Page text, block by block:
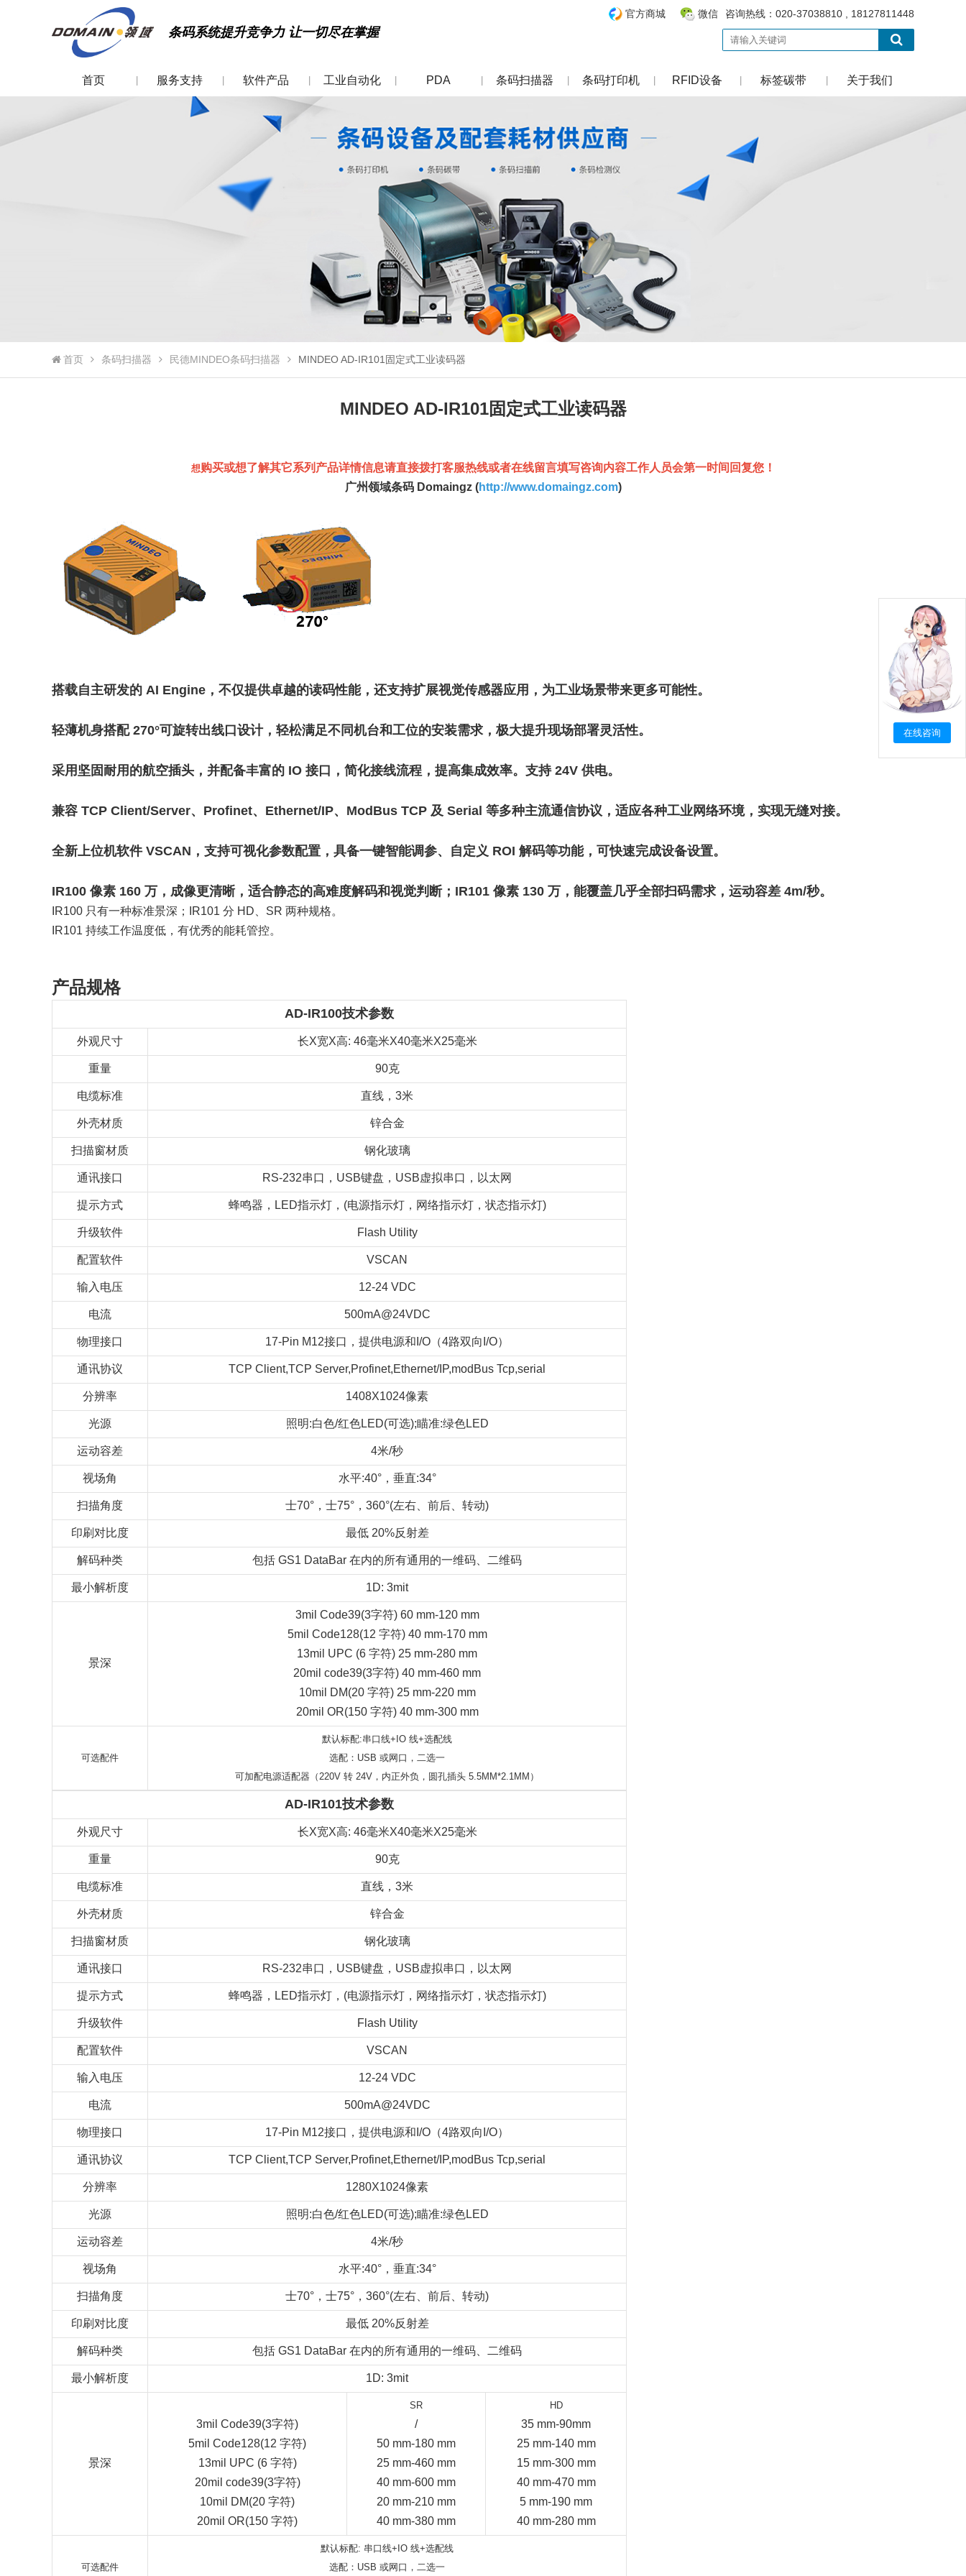
条码系统提升竞争力 让一切尽在掌握
官方商城 微信 咨询热线：020-37038810 , 18127811448
首页 服务支持 软件产品 工业自动化 PDA 条码扫描器 条码打印机 RFID设备 标签碳带 关于我们
首页 条码扫描器 民德MINDEO条码扫描器 MINDEO AD-IR101固定式工业读码器
MINDEO AD-IR101固定式工业读码器
想购买或想了解其它系列产品详情信息请直接拨打客服热线或者在线留言填写咨询内容工作人员会第一时间回复您！
广州领域条码 Domaingz (http://www.domaingz.com)
搭载自主研发的 AI Engine，不仅提供卓越的读码性能，还支持扩展视觉传感器应用，为工业场景带来更多可能性。
轻薄机身搭配 270°可旋转出线口设计，轻松满足不同机台和工位的安装需求，极大提升现场部署灵活性。
采用坚固耐用的航空插头，并配备丰富的 IO 接口，简化接线流程，提高集成效率。支持 24V 供电。
兼容 TCP Client/Server、Profinet、Ethernet/IP、ModBus TCP 及 Serial 等多种主流通信协议，适应各种工业网络环境，实现无缝对接。
全新上位机软件 VSCAN，支持可视化参数配置，具备一键智能调参、自定义 ROI 解码等功能，可快速完成设备设置。
IR100 像素 160 万，成像更清晰，适合静态的高难度解码和视觉判断；IR101 像素 130 万，能覆盖几乎全部扫码需求，运动容差 4m/秒。
IR100 只有一种标准景深；IR101 分 HD、SR 两种规格。
IR101 持续工作温度低，有优秀的能耗管控。
产品规格
AD-IR100技术参数
外观尺寸 长X宽X高: 46毫米X40毫米X25毫米
重量 90克
电缆标准 直线，3米
外壳材质 锌合金
扫描窗材质 钢化玻璃
通讯接口 RS-232串口，USB键盘，USB虚拟串口，以太网
提示方式 蜂鸣器，LED指示灯，(电源指示灯，网络指示灯，状态指示灯)
升级软件 Flash Utility
配置软件 VSCAN
输入电压 12-24 VDC
电流 500mA@24VDC
物理接口 17-Pin M12接口，提供电源和I/O（4路双向I/O）
通讯协议 TCP Client,TCP Server,Profinet,Ethernet/IP,modBus Tcp,serial
分辨率 1408X1024像素
光源 照明:白色/红色LED(可选);瞄准:绿色LED
运动容差 4米/秒
视场角 水平:40°，垂直:34°
扫描角度 士70°，士75°，360°(左右、前后、转动)
印刷对比度 最低 20%反射差
解码种类 包括 GS1 DataBar 在内的所有通用的一维码、二维码
最小解析度 1D: 3mit
景深
3mil Code39(3字符) 60 mm-120 mm
5mil Code128(12 字符) 40 mm-170 mm
13mil UPC (6 字符) 25 mm-280 mm
20mil code39(3字符) 40 mm-460 mm
10mil DM(20 字符) 25 mm-220 mm
20mil OR(150 字符) 40 mm-300 mm
可选配件
默认标配:串口线+IO 线+选配线
选配：USB 或网口，二选一
可加配电源适配器（220V 转 24V，内正外负，圆孔插头 5.5MM*2.1MM）
AD-IR101技术参数
外观尺寸 长X宽X高: 46毫米X40毫米X25毫米
重量 90克
电缆标准 直线，3米
外壳材质 锌合金
扫描窗材质 钢化玻璃
通讯接口 RS-232串口，USB键盘，USB虚拟串口，以太网
提示方式 蜂鸣器，LED指示灯，(电源指示灯，网络指示灯，状态指示灯)
升级软件 Flash Utility
配置软件 VSCAN
输入电压 12-24 VDC
电流 500mA@24VDC
物理接口 17-Pin M12接口，提供电源和I/O（4路双向I/O）
通讯协议 TCP Client,TCP Server,Profinet,Ethernet/IP,modBus Tcp,serial
分辨率 1280X1024像素
光源 照明:白色/红色LED(可选);瞄准:绿色LED
运动容差 4米/秒
视场角 水平:40°，垂直:34°
扫描角度 士70°，士75°，360°(左右、前后、转动)
印刷对比度 最低 20%反射差
解码种类 包括 GS1 DataBar 在内的所有通用的一维码、二维码
最小解析度 1D: 3mit
景深
3mil Code39(3字符)
5mil Code128(12 字符)
13mil UPC (6 字符)
20mil code39(3字符)
10mil DM(20 字符)
20mil OR(150 字符)
SR
/
50 mm-180 mm
25 mm-460 mm
40 mm-600 mm
20 mm-210 mm
40 mm-380 mm
HD
35 mm-90mm
25 mm-140 mm
15 mm-300 mm
40 mm-470 mm
5 mm-190 mm
40 mm-280 mm
可选配件
默认标配: 串口线+IO 线+选配线
选配：USB 或网口，二选一
在线咨询